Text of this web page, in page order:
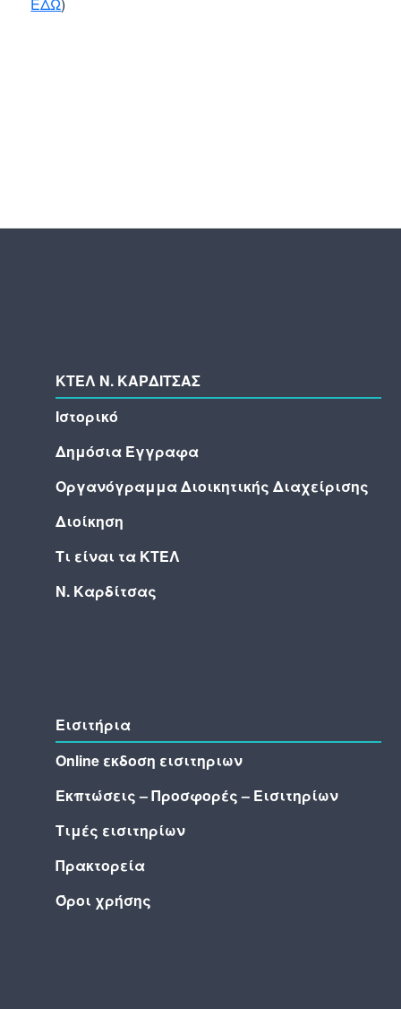
ΚΤΕΛ N. ΚΑΡΔΙΤΣΑΣ
Ιστορικό
Δημόσια Έγγραφα
Οργανόγραμμα Διοικητικής Διαχείρισης
Διοίκηση
Τι είναι τα ΚΤΕΛ
Ν. Καρδίτσας
Εισιτήρια
Online εκδοση εισιτηριων
Εκπτώσεις – Προσφορές – Εισιτηρίων
Τιμές εισιτηρίων
Πρακτορεία
Όροι χρήσης